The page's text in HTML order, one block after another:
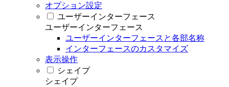
オプション設定
ユーザーインターフェース
ユーザーインターフェース
ユーザーインターフェースと各部名称
インターフェースのカスタマイズ
表示操作
シェイプ
シェイプ